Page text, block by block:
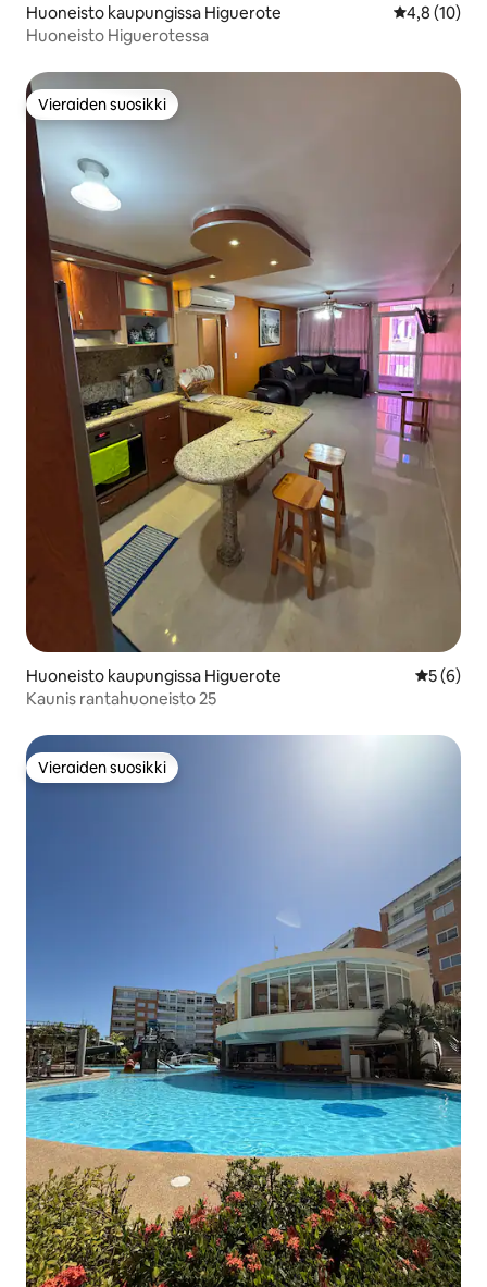
Huoneisto kaupungissa Higuerote
4,8 (10)
Huoneisto Higuerotessa
Vieraiden suosikki
Vieraiden suosikki
Huoneisto kaupungissa Higuerote
5 (6)
Kaunis rantahuoneisto 25
Vieraiden suosikki
Vieraiden suosikki